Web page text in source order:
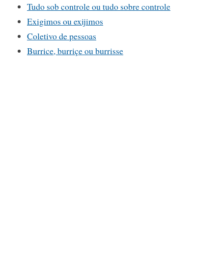
Tudo sob controle ou tudo sobre controle
Exigimos ou exijimos
Coletivo de pessoas
Burrice, burriçe ou burrisse